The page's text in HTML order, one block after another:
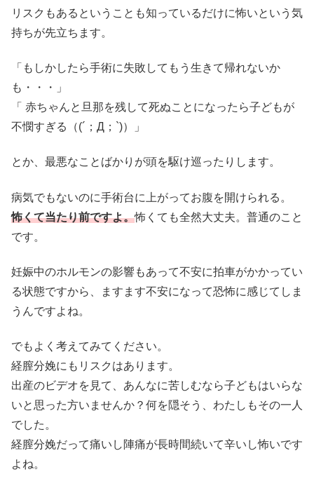
リスクもあるということも知っているだけに怖いという気
持ちが先立ちます。
「もしかしたら手術に失敗してもう生きて帰れないか
も・・・」
「 赤ちゃんと旦那を残して死ぬことになったら子どもが
不憫すぎる（(´；Д；`)）」
とか、最悪なことばかりが頭を駆け巡ったりします。
病気でもないのに手術台に上がってお腹を開けられる。
怖くて当たり前ですよ。怖くても全然大丈夫。普通のこと
です。
妊娠中のホルモンの影響もあって不安に拍車がかかってい
る状態ですから、ますます不安になって恐怖に感じてしま
うんですよね。
でもよく考えてみてください。
経膣分娩にもリスクはあります。
出産のビデオを見て、あんなに苦しむなら子どもはいらな
いと思った方いませんか？何を隠そう、わたしもその一人
でした。
経膣分娩だって痛いし陣痛が長時間続いて辛いし怖いです
よね。